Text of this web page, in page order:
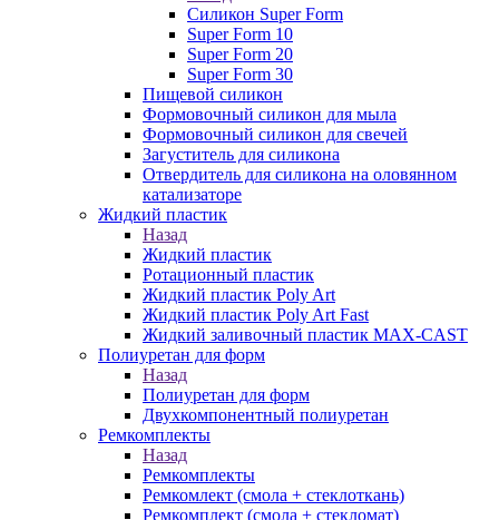
Силикон Super Form
Super Form 10
Super Form 20
Super Form 30
Пищевой силикон
Формовочный силикон для мыла
Формовочный силикон для свечей
Загуститель для силикона
Отвердитель для силикона на оловянном
катализаторе
Жидкий пластик
Назад
Жидкий пластик
Ротационный пластик
Жидкий пластик Poly Art
Жидкий пластик Poly Art Fast
Жидкий заливочный пластик MAX-CAST
Полиуретан для форм
Назад
Полиуретан для форм
Двухкомпонентный полиуретан
Ремкомплекты
Назад
Ремкомплекты
Ремкомлект (смола + стеклоткань)
Ремкомплект (смола + стекломат)